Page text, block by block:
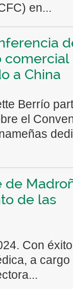
en...
comercial
a China
Berrío
el
de
de las
Con
a cargo